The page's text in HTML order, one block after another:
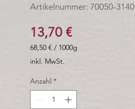
Artikelnummer: 70050-3140
13,70 €Preis
68,50 € / 1000g
68,50 €
pro
Gramm
inkl. MwSt.
Anzahl *